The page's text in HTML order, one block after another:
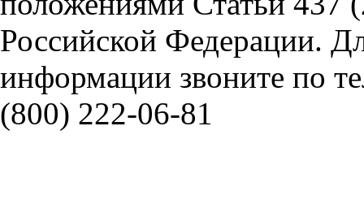
Российской Федерации.
информации звоните по
(800) 222-06-81